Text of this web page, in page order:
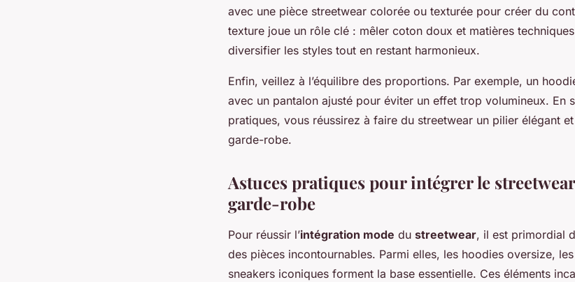
avec une pièce streetwear colorée ou texturée pour créer du
texture joue un rôle clé : mêler coton doux et matières
diversifier les styles tout en restant harmonieux.
Enfin, veillez à l’équilibre des proportions. Par exemple, un
avec un pantalon ajusté pour éviter un effet trop volumineux. En
pratiques, vous réussirez à faire du streetwear un pilier élégant
garde-robe.
Astuces pratiques pour intégrer le
garde-robe
Pour réussir l’intégration mode du streetwear, il est primordial
des pièces incontournables. Parmi elles, les hoodies oversize,
sneakers iconiques forment la base essentielle. Ces éléments